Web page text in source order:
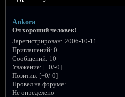
Ankora
Оч хороший человек!
Зарегистрирован: 2006-10-11
Приглашений: 0
Сообщений: 10
Уважение: [+0/-0]
Позитив: [+0/-0]
Провел на форуме:
Не определено